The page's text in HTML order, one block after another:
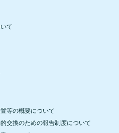
て
等の概要について
交換のための報告制度について